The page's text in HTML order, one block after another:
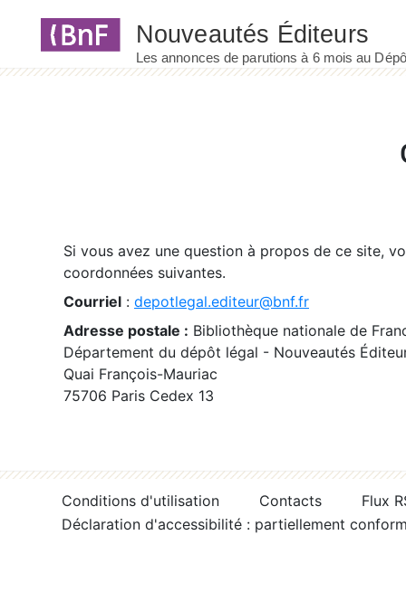
Si vous avez une question à propos de ce site,
coordonnées suivantes.
Courriel : depotlegal.editeur@bnf.fr
Adresse postale : Bibliothèque nationale de
Département du dépôt légal - Nouveautés
Quai François-Mauriac
75706 Paris Cedex 13
Conditions d'utilisation Contacts
Flux
Déclaration d'accessibilité : partiellement